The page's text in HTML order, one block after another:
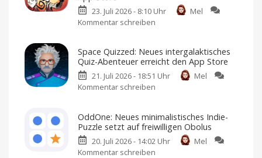
freuen
iPad
Neues
Game
landet
App
Einmalkauf
23. Juli 2026 - 8:10 Uhr
Mel
Kommentar schreiben
Together:
Kultiges
Multiplayer-
im
App
Store
Space Quizzed: Neues intergalaktisches
Quiz-Abenteuer erreicht den App Store
21. Juli 2026 - 18:51 Uhr
Mel
Kommentar schreiben
Neues
intergalaktisches
Quiz-
OddOne: Neues minimalistisches Indie-
Puzzle setzt auf freiwilligen Obolus
20. Juli 2026 - 14:02 Uhr
Mel
Kommentar schreiben